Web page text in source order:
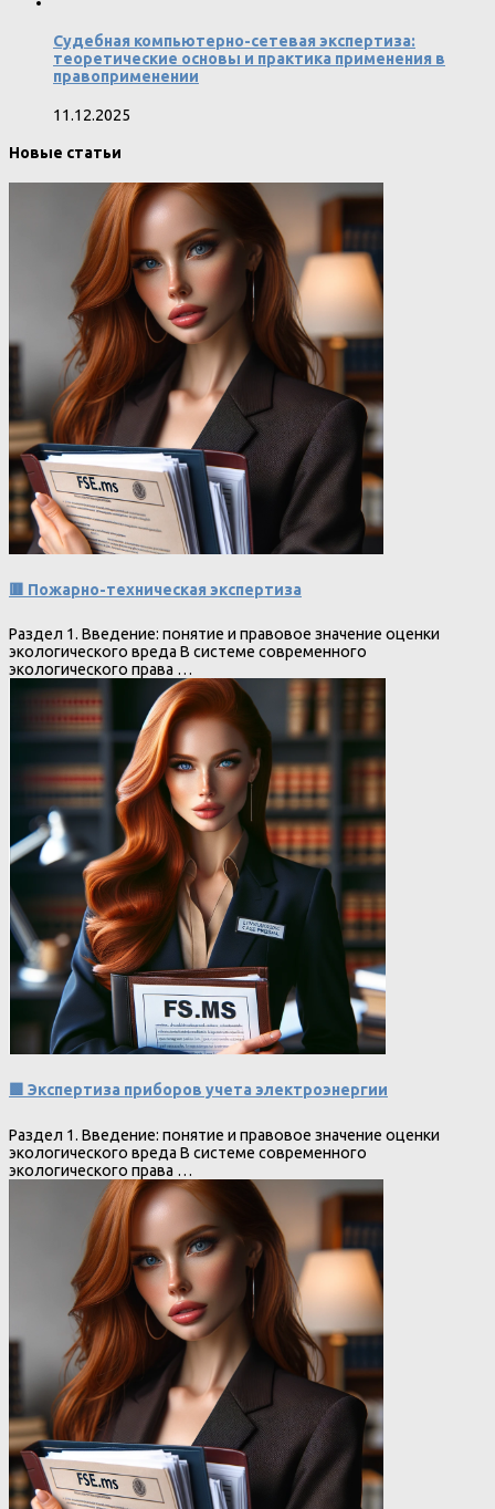
Судебная компьютерно-сетевая экспертиза:
теоретические основы и практика применения в
правоприменении
11.12.2025
Новые статьи
🟥 Пожарно-техническая экспертиза
Раздел 1. Введение: понятие и правовое значение оценки
экологического вреда В системе современного
экологического права …
🟩 Экспертиза приборов учета электроэнергии
Раздел 1. Введение: понятие и правовое значение оценки
экологического вреда В системе современного
экологического права …